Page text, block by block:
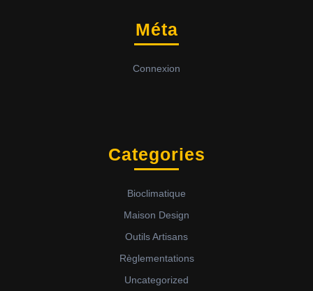
Méta
Connexion
Categories
Bioclimatique
Maison Design
Outils Artisans
Règlementations
Uncategorized